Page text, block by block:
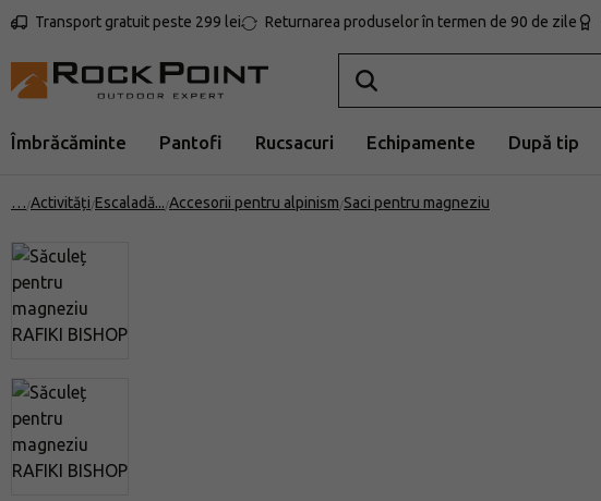
Transport gratuit peste 299 lei Returnarea produselor în termen de 90 de zile
Îmbrăcăminte Pantofi Rucsacuri Echipamente După tip
… Activități Escaladă Accesorii pentru alpinism Saci pentru magneziu